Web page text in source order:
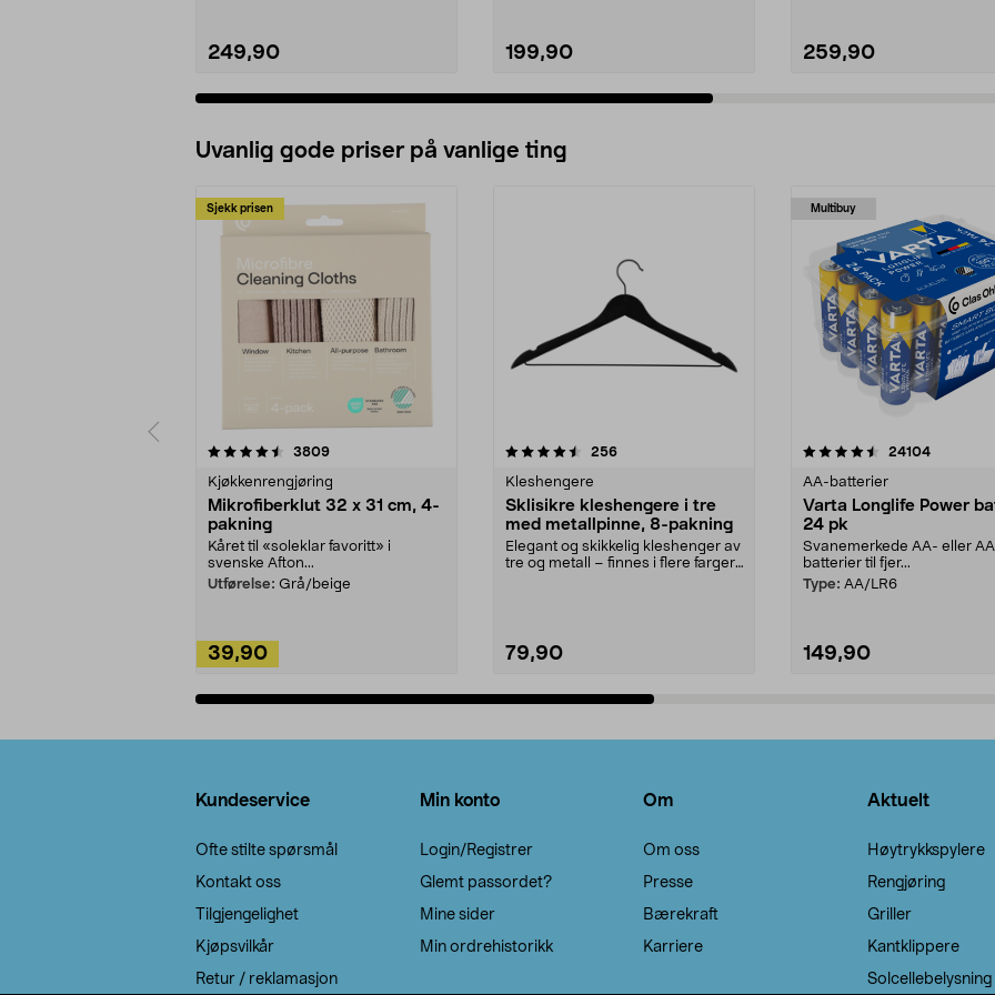
249,90 199,90 259,90
Uvanlig gode priser på vanlige ting
Sjekk prisen
3809anmeldelser
Kjøkkenrengjøring
Mikrofiberklut 32 x 31 cm, 4-
pakning
Kåret til «soleklar favoritt» i
svenske Afton...
Utførelse: Grå/beige
39,90
4.5av 5 stjerner 256anmeldelser
Kleshengere
Sklisikre kleshengere i tre
med metallpinne, 8-pakning
Elegant og skikkelig kleshenger av
tre og metall – finnes i flere farger.
79,90
Multibuy
4.5av 5 stjerner 24104
AA-batterier
Varta Longlife Power
24 pk
Svanemerkede AA- eller
batterier til fjer...
Type: AA/LR6
149,90
4.5av 5 stjerner
Kundeservice
Ofte stilte spørsmål
Kontakt oss
Tilgjengelighet
Kjøpsvilkår
Retur / reklamasjon
Min konto
Login/Registrer
Glemt passordet?
Mine sider
Min ordrehistorikk
Om
Om oss
Presse
Bærekraft
Karriere
Aktuelt
Høytrykkspylere
Rengjøring
Griller
Kantklippere
Solcellebelysning